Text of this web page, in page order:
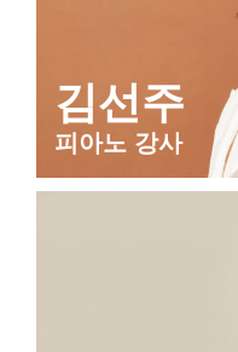
김선주
피아노 강사